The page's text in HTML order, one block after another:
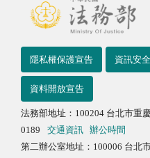
隱私權保護宣告 資訊安
資料開放宣告
法務部地址：100204 台北市重
0189
交通資訊
辦公時間
第二辦公室地址：100006 台北